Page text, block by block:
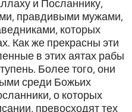
и Посланнику,
правдивыми мужами,
которых
Как же прекрасны эти
в этих аятах рабы
Более того, они
среди Божьих
о которых
превосходят тех